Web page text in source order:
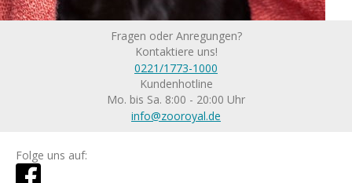
Fragen oder Anregungen?
Kontaktiere uns!
0221/1773-1000
Kundenhotline
Mo. bis Sa. 8:00 - 20:00 Uhr
info@zooroyal.de
Folge uns auf: